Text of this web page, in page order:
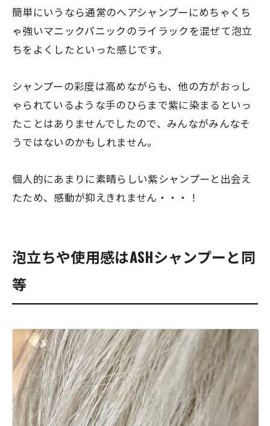
簡単にいうなら通常のヘアシャンプーにめちゃくち
ゃ強いマニックパニックのライラックを混ぜて泡立
ちをよくしたといった感じです。
シャンプーの彩度は高めながらも、他の方がおっし
ゃられているような手のひらまで紫に染まるといっ
たことはありませんでしたので、みんながみんなそ
うではないのかもしれません。
個人的にあまりに素晴らしい紫シャンプーと出会え
たため、感動が抑えきれません・・・！
泡立ちや使用感はASHシャンプーと同
等